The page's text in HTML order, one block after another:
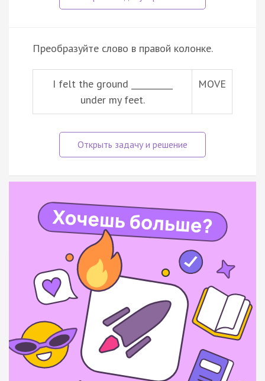
Преобразуйте слово в правой колонке.
I felt the ground __________
under my feet.
MOVE